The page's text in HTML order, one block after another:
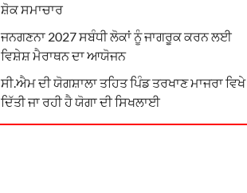
ਸ਼ੋਕ ਸਮਾਚਾਰ
ਜਨਗਣਨਾ 2027 ਸਬੰਧੀ ਲੋਕਾਂ ਨੂੰ ਜਾਗਰੂਕ ਕਰਨ ਲਈ
ਵਿਸ਼ੇਸ਼ ਮੈਰਾਥਨ ਦਾ ਆਯੋਜਨ
ਸੀ.ਐਮ ਦੀ ਯੋਗਸ਼ਾਲਾ ਤਹਿਤ ਪਿੰਡ ਤਰਖਾਣ ਮਾਜਰਾ ਵਿਖੇ
ਦਿੱਤੀ ਜਾ ਰਹੀ ਹੈ ਯੋਗਾ ਦੀ ਸਿਖਲਾਈ